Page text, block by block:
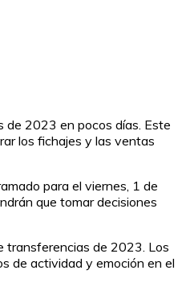
de 2023 en pocos días. Este
los fichajes y las ventas
para el viernes, 1 de
que tomar decisiones
transferencias de 2023. Los
de actividad y emoción en el